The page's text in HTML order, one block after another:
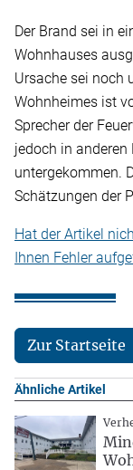
Der Brand sei in
Wohnhauses
Ursache sei noch
Wohnheimes ist
Sprecher der
jedoch in
untergekommen.
Schätzungen der
Hat der Artikel
Ihnen Fehler
Zur Startseite
Ähnliche Artikel